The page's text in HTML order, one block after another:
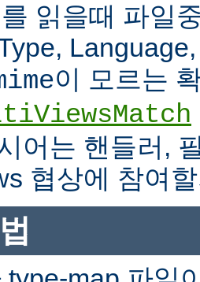
읽을때 파일
이 모르는
어는 핸들러,
협상에 참여